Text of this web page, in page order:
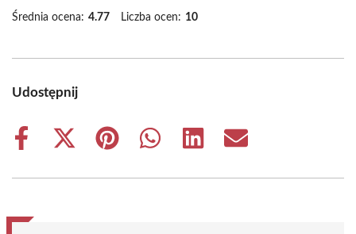
Średnia ocena: 4.77 Liczba ocen: 10
Udostępnij
Share
Share
(Twitter)
Share
Share
Share
Share